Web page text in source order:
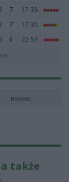
7
17-38
7
17-35
6 22-53
BRAMKI
także